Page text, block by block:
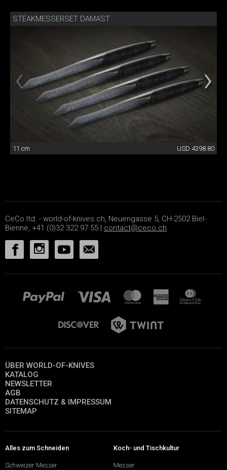
STEAKMESSERSET DAMAST
11 cm USD 4398.80
CeCo ltd. - world-of-knives.ch, Neuengasse 5, CH-2502 Biel-
Bienne, +41 (0)32 322 97 55 | contact@ceco.ch
ÜBER WORLD-OF-KNIVES
KATALOG
NEWSLETTER
AGB
DATENSCHUTZ & IMPRESSUM
SITEMAP
Alles zum Schneiden
Schweizer Messer
Koch- und Tischkultur
Messer